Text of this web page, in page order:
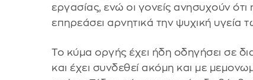
εργασίας, ενώ οι γονείς ανησυχούν
επηρεάσει αρνητικά την ψυχική υγεία
Το κύμα οργής έχει ήδη οδηγήσει σε
και έχει συνδεθεί ακόμη και με